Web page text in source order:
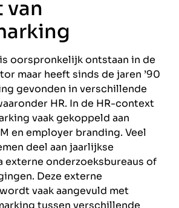
van
oorspronkelijk ontstaan in de
maar heeft sinds de jaren ’90
gevonden in verschillende
HR. In de HR-context
vaak gekoppeld aan
en employer branding. Veel
deel aan jaarlijkse
externe onderzoeksbureaus of
Deze externe
vaak aangevuld met
tussen verschillende